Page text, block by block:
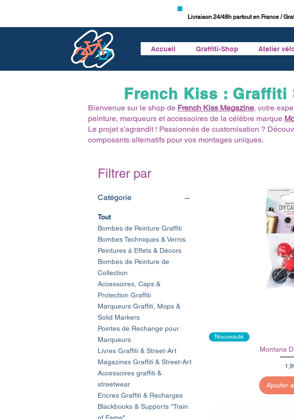
Livraison 24/48h partout en France /
Accueil Graffiti-Shop Atelier
French Kiss : Graffiti
Bienvenue sur le shop de French Kiss Magazine, votre
peinture, marqueurs et accessoires de la célèbre marque
Le projet s'agrandit ! Passionnés de customisation ?
composants alternatifs pour vos montages uniques.
Filtrer par
Catégorie
Tout
Bombes de Peinture Graffiti
Bombes Techniques & Vernis
Peintures à Effets & Décors
Bombes de Peinture de
Collection
Accessoires, Caps &
Protection Graffiti
Marqueurs Graffiti, Mops &
Solid Markers
Pointes de Rechange pour
Marqueurs
Livres Graffiti & Street-Art
Magazines Graffiti & Street-Art
Accessoires graffiti &
streetwear
Encres Graffiti & Recharges
Blackbooks & Supports "Train
of Fame"
Nouveauté
Montana
Prix
Ajouter